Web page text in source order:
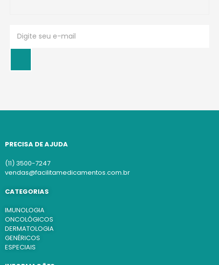
PRECISA DE AJUDA
(11) 3500-7247
vendas@facilitamedicamentos.com.br
CATEGORIAS
IMUNOLOGIA
ONCOLÓGICOS
DERMATOLOGIA
GENÉRICOS
ESPECIAIS